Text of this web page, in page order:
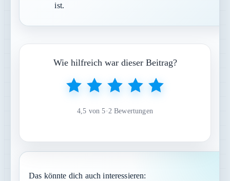
ist.
Wie hilfreich war dieser Beitrag?
4,5 von 5·2 Bewertungen
Das könnte dich auch interessieren: